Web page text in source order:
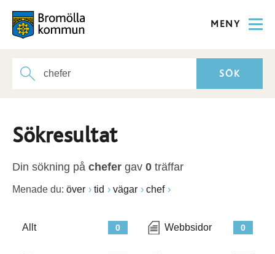
MENY
Sökresultat
Din sökning på chefer gav 0 träffar
Menade du: över tid vägar chef
0
Allt 0
Webbsidor